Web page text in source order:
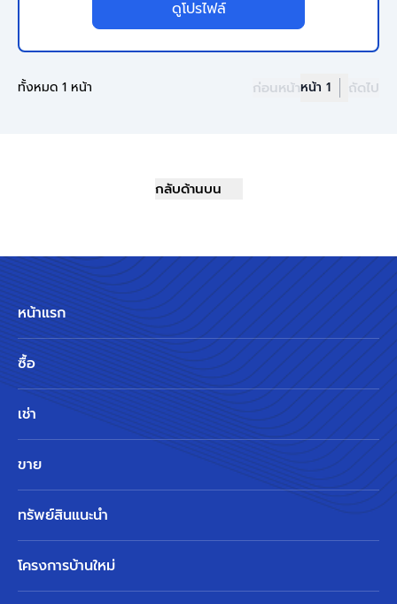
ดูโปรไฟล์
ทั้งหมด 1 หน้า ก่อนหน้าหน้า 1 ถัดไป
กลับด้านบน
หน้าแรก
ซื้อ
เช่า
ขาย
ทรัพย์สินแนะนำ
โครงการบ้านใหม่